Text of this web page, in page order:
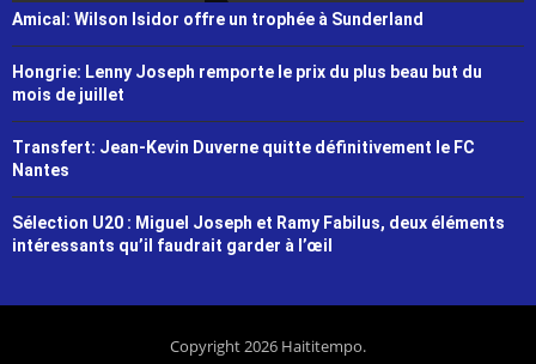
Amical: Wilson Isidor offre un trophée à Sunderland
Hongrie: Lenny Joseph remporte le prix du plus beau but du
mois de juillet
Transfert: Jean-Kevin Duverne quitte définitivement le FC
Nantes
Sélection U20 : Miguel Joseph et Ramy Fabilus, deux éléments
intéressants qu’il faudrait garder à l’œil
Copyright 2026 Haititempo.